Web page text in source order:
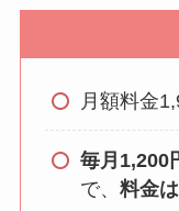
月額料金
毎月1,200
で、 料金